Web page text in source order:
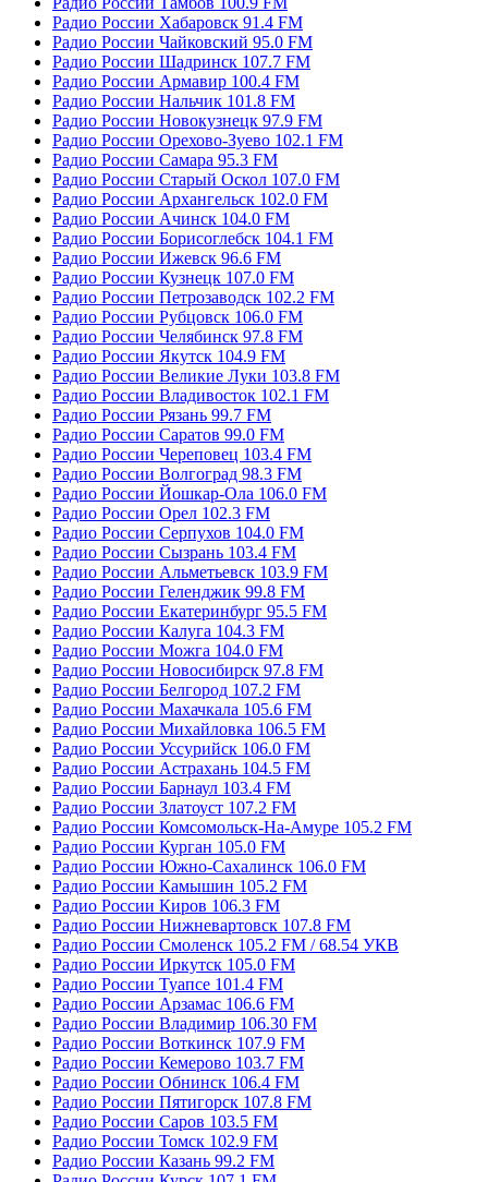
Радио России Хабаровск 91.4 FM
Радио России Чайковский 95.0 FM
Радио России Шадринск 107.7 FM
Радио России Армавир 100.4 FM
Радио России Нальчик 101.8 FM
Радио России Новокузнецк 97.9 FM
Радио России Орехово-Зуево 102.1 FM
Радио России Самара 95.3 FM
Радио России Старый Оскол 107.0 FM
Радио России Архангельск 102.0 FM
Радио России Ачинск 104.0 FM
Радио России Борисоглебск 104.1 FM
Радио России Ижевск 96.6 FM
Радио России Кузнецк 107.0 FM
Радио России Петрозаводск 102.2 FM
Радио России Рубцовск 106.0 FM
Радио России Челябинск 97.8 FM
Радио России Якутск 104.9 FM
Радио России Великие Луки 103.8 FM
Радио России Владивосток 102.1 FM
Радио России Рязань 99.7 FM
Радио России Саратов 99.0 FM
Радио России Череповец 103.4 FM
Радио России Волгоград 98.3 FM
Радио России Йошкар-Ола 106.0 FM
Радио России Орел 102.3 FM
Радио России Серпухов 104.0 FM
Радио России Сызрань 103.4 FM
Радио России Альметьевск 103.9 FM
Радио России Геленджик 99.8 FM
Радио России Екатеринбург 95.5 FM
Радио России Калуга 104.3 FM
Радио России Можга 104.0 FM
Радио России Новосибирск 97.8 FM
Радио России Белгород 107.2 FM
Радио России Махачкала 105.6 FM
Радио России Михайловка 106.5 FM
Радио России Уссурийск 106.0 FM
Радио России Астрахань 104.5 FM
Радио России Барнаул 103.4 FM
Радио России Златоуст 107.2 FM
Радио России Комсомольск-На-Амуре 105.2 FM
Радио России Курган 105.0 FM
Радио России Южно-Сахалинск 106.0 FM
Радио России Камышин 105.2 FM
Радио России Киров 106.3 FM
Радио России Нижневартовск 107.8 FM
Радио России Смоленск 105.2 FM / 68.54 УКВ
Радио России Иркутск 105.0 FM
Радио России Туапсе 101.4 FM
Радио России Арзамас 106.6 FM
Радио России Владимир 106.30 FM
Радио России Воткинск 107.9 FM
Радио России Кемерово 103.7 FM
Радио России Обнинск 106.4 FM
Радио России Пятигорск 107.8 FM
Радио России Саров 103.5 FM
Радио России Томск 102.9 FM
Радио России Казань 99.2 FM